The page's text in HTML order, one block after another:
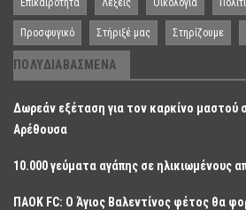
Επικαιρότητα Λέξεις Οικολογία
Προσφυγικό Στήριξέ μας Στηρίζουμε
ΠΟΛΥΔΙΑΒΑΣΜΈΝΑ
Δωρεάν εξέταση για τον καρκίνο μαστού
Αρέθουσα
10.000 γεύματα αγάπης σε ηλικιωμένους
ΠΑΟΚ FC: O Άγιος Βαλεντίνος φέτος θα